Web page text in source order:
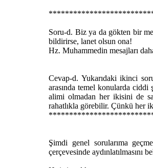
Soru-d. Biz ya da gökten bir
bildirirse, lanet olsun ona!
Hz. Muhammedin mesajları
Cevap-d. Yukarıdaki ikinci
arasında temel konularda
alimi olmadan her ikisini de
rahatlıkla görebilir. Çünkü her
Şimdi genel sorularıma
çerçevesinde aydınlatılmasını